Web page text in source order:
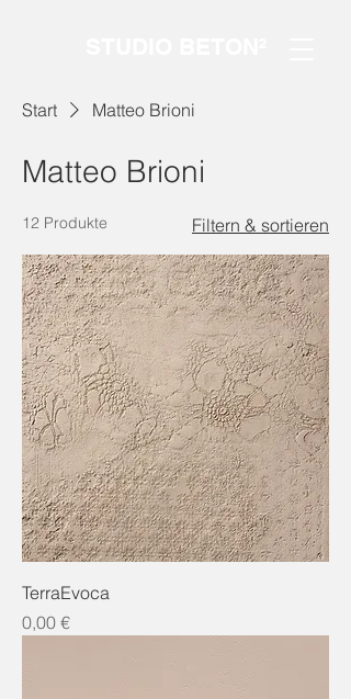
Start Matteo Brioni
Matteo Brioni
12 Produkte Filtern & sortieren
TerraEvoca
Preis
0,00 €